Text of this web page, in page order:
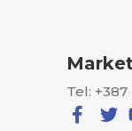
Tel: +387